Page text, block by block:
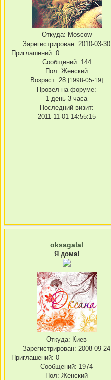
Откуда: Moscow
Зарегистрирован: 2010-03-30
Приглашений: 0
Сообщений: 144
Пол: Женский
Возраст: 28 [1998-05-19]
Провел на форуме:
1 день 3 часа
Последний визит:
2011-11-01 14:55:15
oksagalal
Я дома!
Откуда: Киев
Зарегистрирован: 2008-09-24
Приглашений: 0
Сообщений: 1974
Пол: Женский